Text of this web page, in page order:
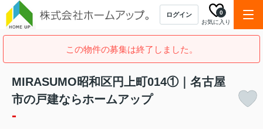
ログイン
お気に入り
0
この物件の募集は終了しました。
MIRASUMO昭和区円上町014①｜名古屋
市の戸建ならホームアップ
-